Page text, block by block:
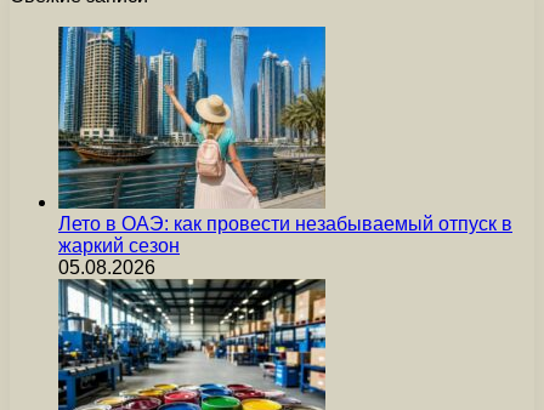
Лето в ОАЭ: как провести незабываемый отпуск в
жаркий сезон
05.08.2026